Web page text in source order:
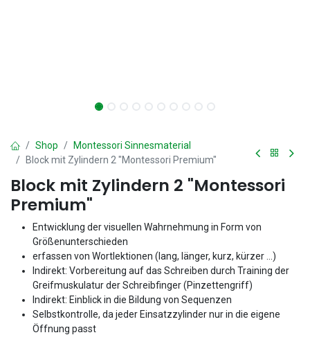
Shop
Montessori Sinnesmaterial
Block mit Zylindern 2 "Montessori Premium"
Block mit Zylindern 2 "Montessori
Premium"
Entwicklung der visuellen Wahrnehmung in Form von
Größenunterschieden
erfassen von Wortlektionen (lang, länger, kurz, kürzer …)
Indirekt: Vorbereitung auf das Schreiben durch Training der
Greifmuskulatur der Schreibfinger (Pinzettengriff)
Indirekt: Einblick in die Bildung von Sequenzen
Selbstkontrolle, da jeder Einsatzzylinder nur in die eigene
Öffnung passt